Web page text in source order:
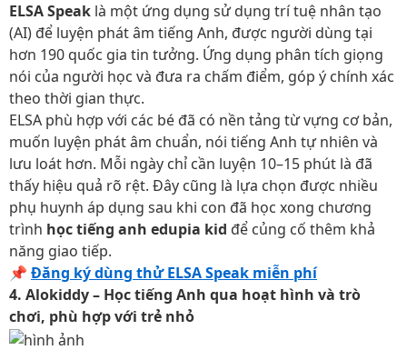
ELSA Speak là một ứng dụng sử dụng trí tuệ nhân tạo
(AI) để luyện phát âm tiếng Anh, được người dùng tại
hơn 190 quốc gia tin tưởng. Ứng dụng phân tích giọng
nói của người học và đưa ra chấm điểm, góp ý chính xác
theo thời gian thực.
ELSA phù hợp với các bé đã có nền tảng từ vựng cơ bản,
muốn luyện phát âm chuẩn, nói tiếng Anh tự nhiên và
lưu loát hơn. Mỗi ngày chỉ cần luyện 10–15 phút là đã
thấy hiệu quả rõ rệt. Đây cũng là lựa chọn được nhiều
phụ huynh áp dụng sau khi con đã học xong chương
trình học tiếng anh edupia kid để củng cố thêm khả
năng giao tiếp.
📌 Đăng ký dùng thử ELSA Speak miễn phí
4. Alokiddy – Học tiếng Anh qua hoạt hình và trò
chơi, phù hợp với trẻ nhỏ